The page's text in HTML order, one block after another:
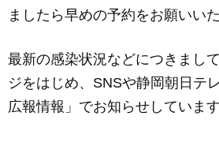
ましたら早めの予約をお願いいた
最新の感染状況などにつきまし
ジをはじめ、SNSや静岡朝日テ
広報情報」でお知らせしています